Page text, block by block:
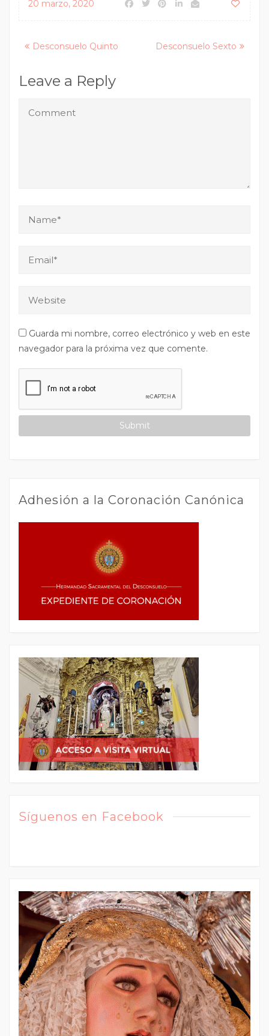
20 marzo, 2020
Posts
Desconsuelo Quinto Desconsuelo Sexto
Leave a Reply
Guarda mi nombre, correo electrónico y web en este
navegador para la próxima vez que comente.
Adhesión a la Coronación Canónica
Síguenos en Facebook